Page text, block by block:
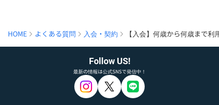
HOME よくある質問 入会・契約 【入会】何歳から何歳まで利
Follow US!
最新の情報は公式SNSで発信中！